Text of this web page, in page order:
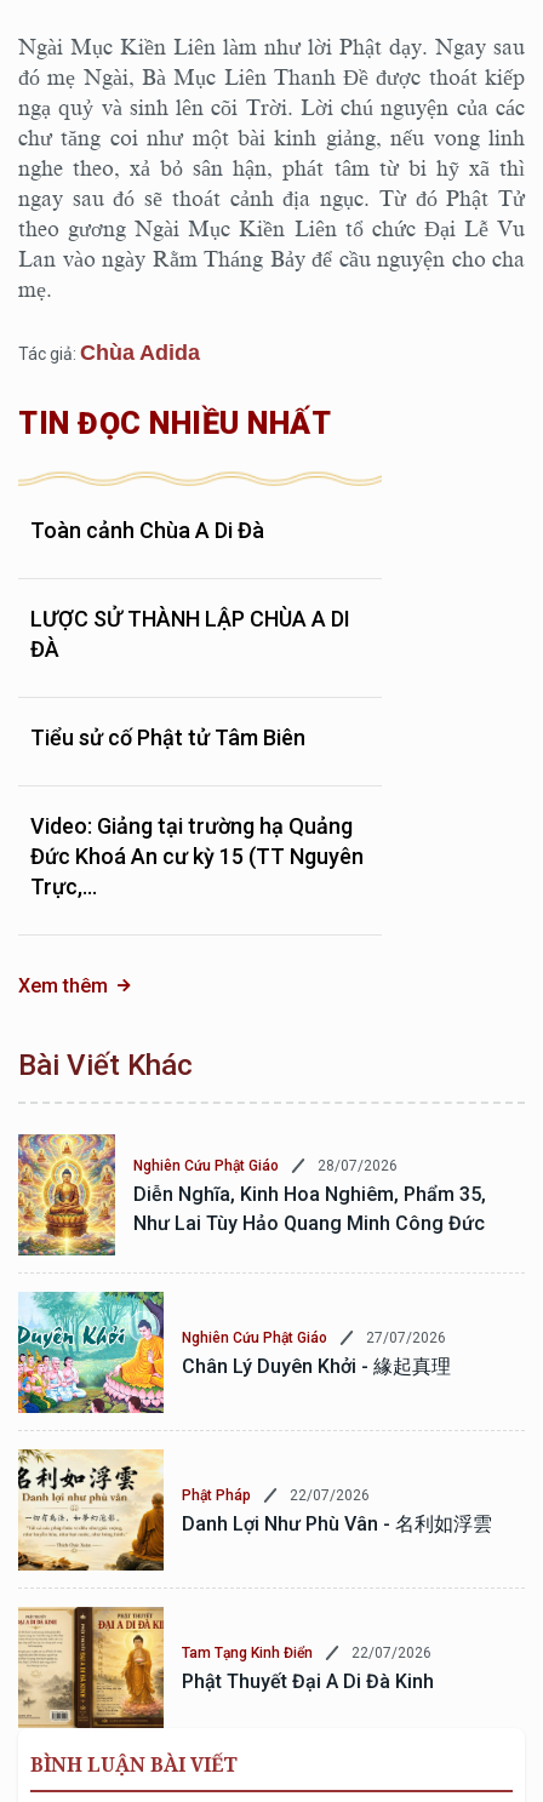
Ngài Mục Kiền Liên làm như lời Phật dạy. Ngay sau
đó mẹ Ngài, Bà Mục Liên Thanh Đề được thoát kiếp
ngạ quỷ và sinh lên cõi Trời. Lời chú nguyện của các
chư tăng coi như một bài kinh giảng, nếu vong linh
nghe theo, xả bỏ sân hận, phát tâm từ bi hỹ xã thì
ngay sau đó sẽ thoát cảnh địa ngục. Từ đó Phật Tử
theo gương Ngài Mục Kiền Liên tổ chức Đại Lễ Vu
Lan vào ngày Rằm Tháng Bảy để cầu nguyện cho cha
mẹ.
Tác giả: Chùa Adida
TIN ĐỌC NHIỀU NHẤT
Toàn cảnh Chùa A Di Đà
LƯỢC SỬ THÀNH LẬP CHÙA A DI
ĐÀ
Tiểu sử cố Phật tử Tâm Biên
Video: Giảng tại trường hạ Quảng
Đức Khoá An cư kỳ 15 (TT Nguyên
Trực,...
Xem thêm
Bài Viết Khác
Nghiên Cứu Phật Giáo 28/07/2026
Diễn Nghĩa, Kinh Hoa Nghiêm, Phẩm 35,
Như Lai Tùy Hảo Quang Minh Công Đức
Nghiên Cứu Phật Giáo 27/07/2026
Chân Lý Duyên Khởi - 緣起真理
Phật Pháp 22/07/2026
Danh Lợi Như Phù Vân - 名利如浮雲
Tam Tạng Kinh Điển 22/07/2026
Phật Thuyết Đại A Di Đà Kinh
BÌNH LUẬN BÀI VIẾT